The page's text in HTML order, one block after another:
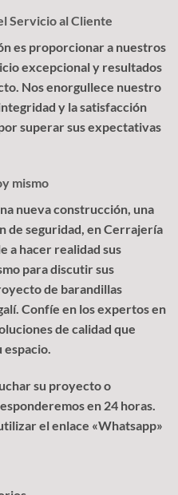
Servicio al Cliente
es proporcionar a nuestros
excepcional y resultados
Nos enorgullece nuestro
y la satisfacción
superar sus expectativas
mismo
nueva construcción, una
de seguridad, en Cerrajería
a hacer realidad sus
para discutir sus
de barandillas
Confíe en los expertos en
de calidad que
espacio.
su proyecto o
en 24 horas.
el enlace «Whatsapp»